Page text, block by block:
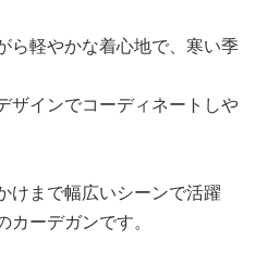
ら軽やかな着心地で、寒い季
ザインでコーディネートしや
けまで幅広いシーンで活躍
ーデガンです。